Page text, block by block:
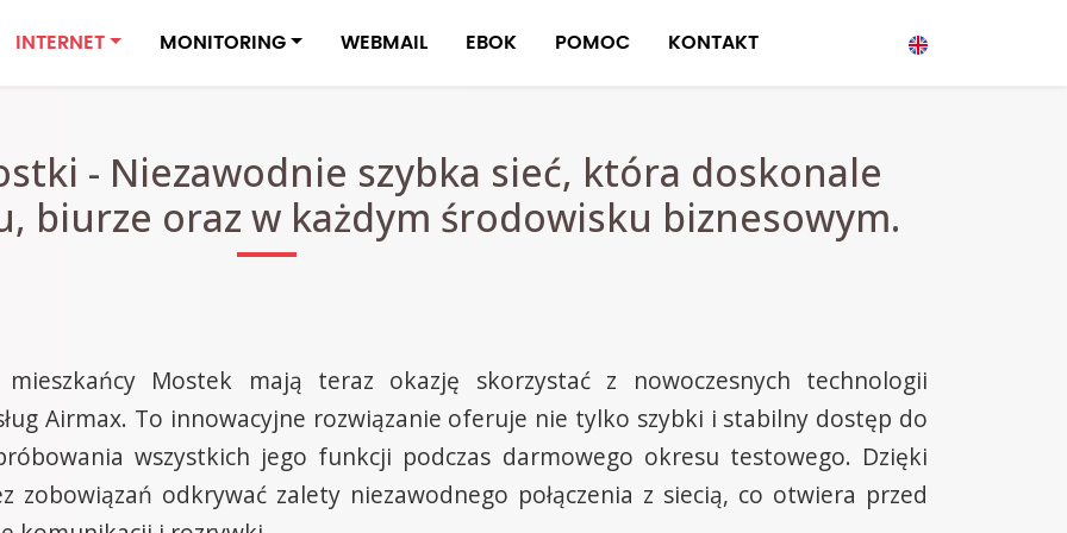
INTERNET MONITORING WEBMAIL EBOK POMOC KONTAKT
- Niezawodnie szybka sieć, która doskonale
biurze oraz w każdym środowisku biznesowym.
Mostek mają teraz okazję skorzystać z nowoczesnych technologii
Airmax. To innowacyjne rozwiązanie oferuje nie tylko szybki i stabilny dostęp do
wszystkich jego funkcji podczas darmowego okresu testowego. Dzięki
zobowiązań odkrywać zalety niezawodnego połączenia z siecią, co otwiera przed